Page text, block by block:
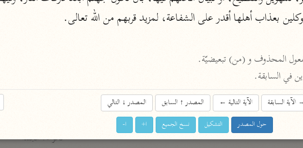
الآلوسي (١٢٧٠ هـ)
مفاتيح الغيب
فخر الدين الرازي (٦٠٦ هـ)
نحو ٢٤ مجلدًا
أيسر التفاسير
أبو بكر الجزائري (١٤٣٩ هـ)
نحو ٣ مجلدات
نحو ١٥ مجلدًا
بعذاب أهلها أقدر على الشفاعة، لمزيد قربهم من الله تعالى.
المحذوف و (من) تبعيضيّة.
في السابقة.
الآية السابقة الآية التالية ← المصدر↑السابق المصدر↓التالي
حول المصدر التشكيل نسخ الجميع ا+ ا-